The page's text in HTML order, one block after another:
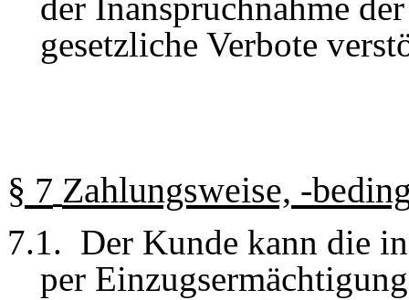
der Inanspruchnahme
gesetzliche Verbote
§ 7 Zahlungsweise, -
7.1. Der Kunde kann die
per